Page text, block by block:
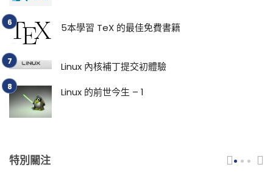
5本學習 TeX 的最佳免費書籍
Linux 內核補丁提交初體驗
Linux 的前世今生 – 1
特別關注